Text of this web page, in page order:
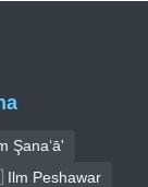
Peshawar